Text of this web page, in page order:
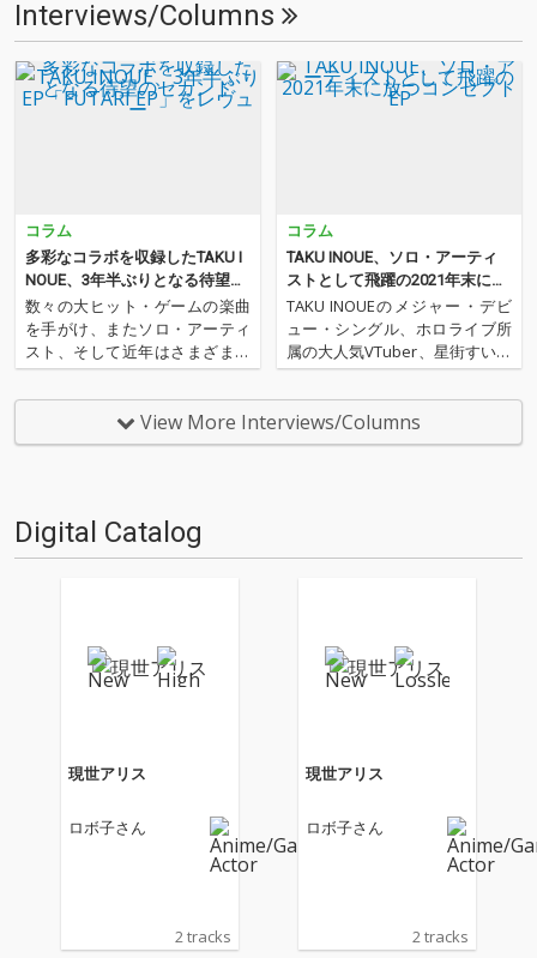
Interviews/Columns
コラム
多彩なコラボを収録したTAKU I
NOUE、3年半ぶりとなる待望の
セカンドEP「FUTARI EP」をレ
ヴュー
数々の大ヒット・ゲームの楽曲
を手がけ、またソロ・アーティ
スト、そして近年はさまざまな
ano、DAOKO、Eve、星街すい
せいなどなど、VTuber / シンガ
ー / アーティストなどのプロデ
ュースをてがけるTAKU INOU
コラム
TAKU INOUE、ソロ・アーティ
ストとして飛躍の2021年末に放
つコンセプトEP
TAKU INOUEのメジャー・デビ
ュー・シングル、ホロライブ所
属の大人気VTuber、星街すいせ
いをフィーチャーした「3時12
分」はOTOTOYの配信でも異例
の大ヒット。これまでに『アイ
ドルマスター』や『電音部』と
View More Interviews/Columns
Digital Catalog
現世アリス
ロボ子さん
2 tracks
現世アリス
ロボ子さん
2 tracks